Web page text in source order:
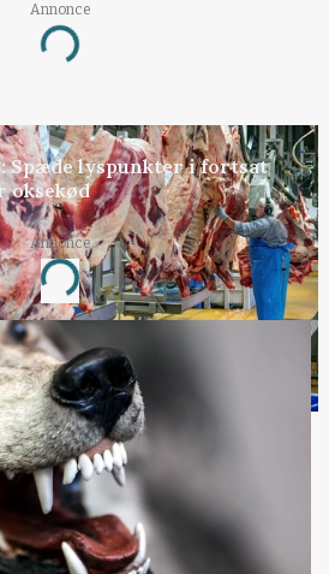
Annonce
Loading...
lyspunkter i fortsat
oksekød
Annonce
Loading...